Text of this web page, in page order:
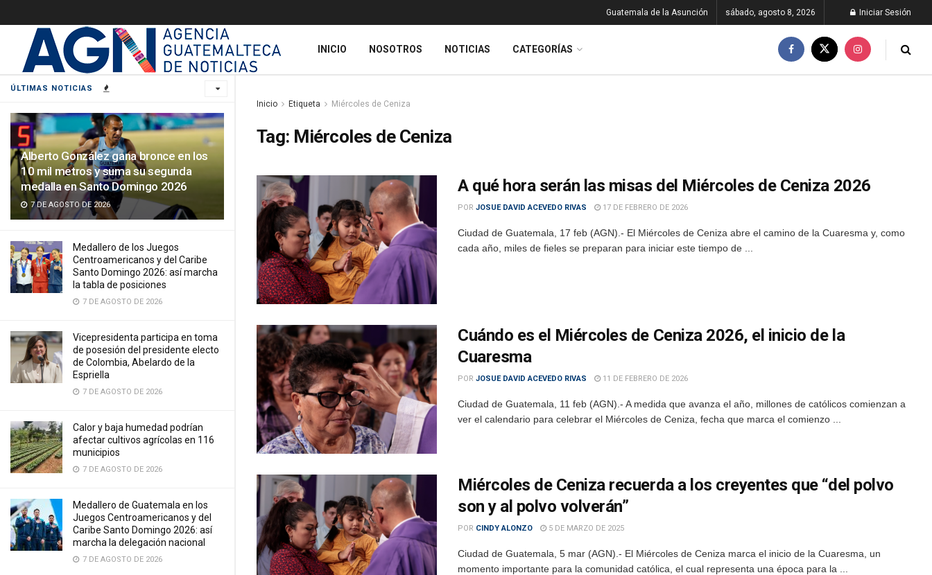
ÚLTIMAS NOTICIAS
Alberto González gana bronce en los
10 mil metros y suma su segunda
medalla en Santo Domingo 2026
7 DE AGOSTO DE 2026
Medallero de los Juegos
Centroamericanos y del Caribe
Santo Domingo 2026: así marcha
la tabla de posiciones
7 DE AGOSTO DE 2026
Vicepresidenta participa en toma
de posesión del presidente electo
de Colombia, Abelardo de la
Espriella
7 DE AGOSTO DE 2026
Calor y baja humedad podrían
afectar cultivos agrícolas en 116
municipios
7 DE AGOSTO DE 2026
Medallero de Guatemala en los
Juegos Centroamericanos y del
Caribe Santo Domingo 2026: así
marcha la delegación nacional
7 DE AGOSTO DE 2026
Guatemala de la Asunción sábado, agosto 8, 2026 Iniciar Sesión
INICIO NOSOTROS NOTICIAS CATEGORÍAS
Inicio Etiqueta Miércoles de Ceniza
Tag: Miércoles de Ceniza
A qué hora serán las misas del Miércoles de Ceniza 2026
POR JOSUE DAVID ACEVEDO RIVAS 17 DE FEBRERO DE 2026
Ciudad de Guatemala, 17 feb (AGN).- El Miércoles de Ceniza abre el camino de la Cuaresma y, como
cada año, miles de fieles se preparan para iniciar este tiempo de ...
Cuándo es el Miércoles de Ceniza 2026, el inicio de la
Cuaresma
POR JOSUE DAVID ACEVEDO RIVAS 11 DE FEBRERO DE 2026
Ciudad de Guatemala, 11 feb (AGN).- A medida que avanza el año, millones de católicos comienzan a
ver el calendario para celebrar el Miércoles de Ceniza, fecha que marca el comienzo ...
Miércoles de Ceniza recuerda a los creyentes que “del polvo
son y al polvo volverán”
POR CINDY ALONZO 5 DE MARZO DE 2025
Ciudad de Guatemala, 5 mar (AGN).- El Miércoles de Ceniza marca el inicio de la Cuaresma, un
momento importante para la comunidad católica, el cual representa una época para la ...